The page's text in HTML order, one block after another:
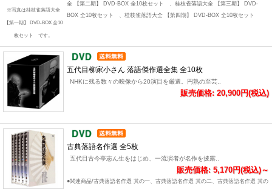
※写真は桂枝雀落語大全
【第一期】 DVD-BOX 全10
枚セット です。
全 【第二期】 DVD-BOX 全10枚セット 、桂枝雀落語大全 【第三期】 DVD-
BOX 全10枚セット 、桂枝雀落語大全 【第四期】 DVD-BOX 全10枚セット
五代目柳家小さん 落語傑作選全集 全10枚
NHKに残る数々の映像から20演目を厳選。円熟の至芸..
販売価格: 20,900円(税込)
古典落語名作選 全5枚
五代目古今亭志ん生をはじめ、一流演者が名作を披露..
販売価格: 5,170円(税込)～
●関連商品/古典落語名作選 其の一、古典落語名作選 其の二、古典落語名作選 其の